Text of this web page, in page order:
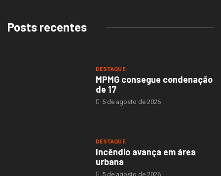
Posts recentes
DESTAQUE
MPMG consegue condenação
de 17
5 de agosto de 2026
DESTAQUE
Incêndio avança em área
urbana
5 de agosto de 2026